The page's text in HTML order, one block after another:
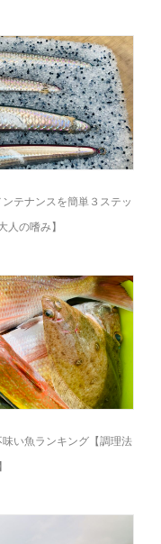
テナンスを簡単３ステッ
人の嗜み】
味い魚ランキング【調理法